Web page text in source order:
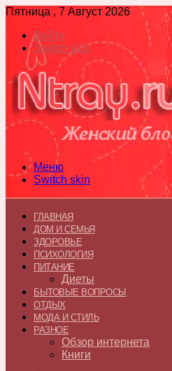
Пятница , 7 Август 2026
Войти
Switch skin
Меню
Switch skin
ГЛАВНАЯ
ДОМ И СЕМЬЯ
ЗДОРОВЬЕ
ПСИХОЛОГИЯ
ПИТАНИЕ
Диеты
БЫТОВЫЕ ВОПРОСЫ
ОТДЫХ
МОДА И СТИЛЬ
РАЗНОЕ
Обзор интернета
Книги